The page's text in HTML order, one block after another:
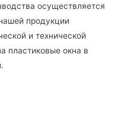
осуществляется
продукции
и технической
пластиковые окна в